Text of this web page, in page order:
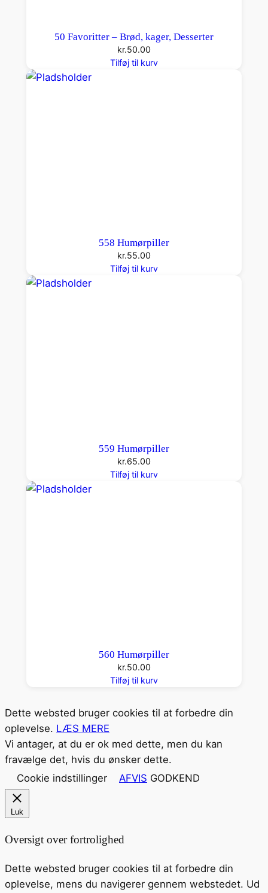
50 Favoritter – Brød, kager, Desserter
kr.50.00
Tilføj til kurv
558 Humørpiller
kr.55.00
Tilføj til kurv
559 Humørpiller
kr.65.00
Tilføj til kurv
560 Humørpiller
kr.50.00
Tilføj til kurv
Dette websted bruger cookies til at forbedre din
oplevelse. LÆS MERE
Vi antager, at du er ok med dette, men du kan
fravælge det, hvis du ønsker dette.
Cookie indstillinger
AFVIS GODKEND
Luk
Oversigt over fortrolighed
Dette websted bruger cookies til at forbedre din
oplevelse, mens du navigerer gennem webstedet. Ud